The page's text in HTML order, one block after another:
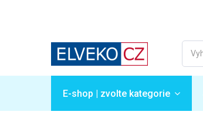
E-shop | zvolte kategorie